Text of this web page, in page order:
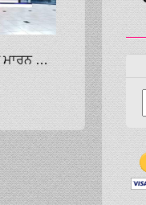
ਸੁਸ਼ੀਲ ਮੋਦੀ ਨੂੰ ਜਾਨ ਤੋਂ ਮਾਰਨ ਦੀ ਧਮਕੀ ਮਿਲੀ